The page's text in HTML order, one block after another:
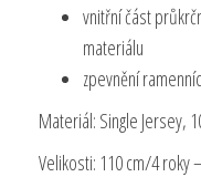
vnitřní část
materiálu
zpevnění
Materiál: Single Jersey,
Velikosti: 110 cm/4 roky